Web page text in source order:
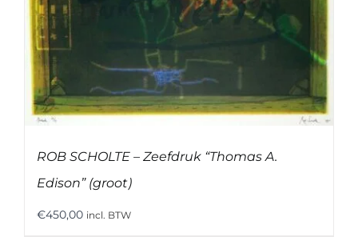
ROB SCHOLTE – Zeefdruk “Thomas A.
Edison” (groot)
€450,00 incl. BTW